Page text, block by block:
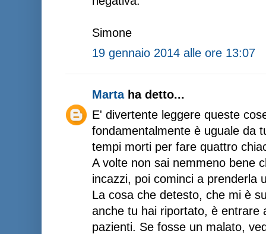
Simone
19 gennaio 2014 alle ore 13:07
Martaha detto...
E' divertente leggere queste
fondamentalmente è uguale da
tempi morti per fare quattro
A volte non sai nemmeno bene
incazzi, poi cominci a prenderla
La cosa che detesto, che mi è
anche tu hai riportato, è entrare
pazienti. Se fosse un malato,